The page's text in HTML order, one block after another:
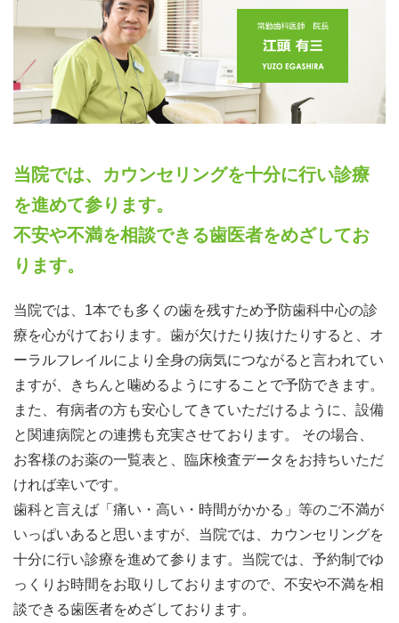
当院では、カウンセリングを十分に行い診療
を進めて参ります。
不安や不満を相談できる歯医者をめざしてお
ります。
当院では、1本でも多くの歯を残すため予防歯科中心の診
療を心がけております。歯が欠けたり抜けたりすると、オ
ーラルフレイルにより全身の病気につながると言われてい
ますが、きちんと噛めるようにすることで予防できます。
また、有病者の方も安心してきていただけるように、設備
と関連病院との連携も充実させております。 その場合、
お客様のお薬の一覧表と、臨床検査データをお持ちいただ
ければ幸いです。
歯科と言えば「痛い・高い・時間がかかる」等のご不満が
いっぱいあると思いますが、当院では、カウンセリングを
十分に行い診療を進めて参ります。当院では、予約制でゆ
っくりお時間をお取りしておりますので、不安や不満を相
談できる歯医者をめざしております。